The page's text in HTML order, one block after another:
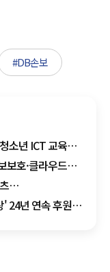
#DB손보
소년 ICT 교육
보호·클라우드
24년 연속 후원